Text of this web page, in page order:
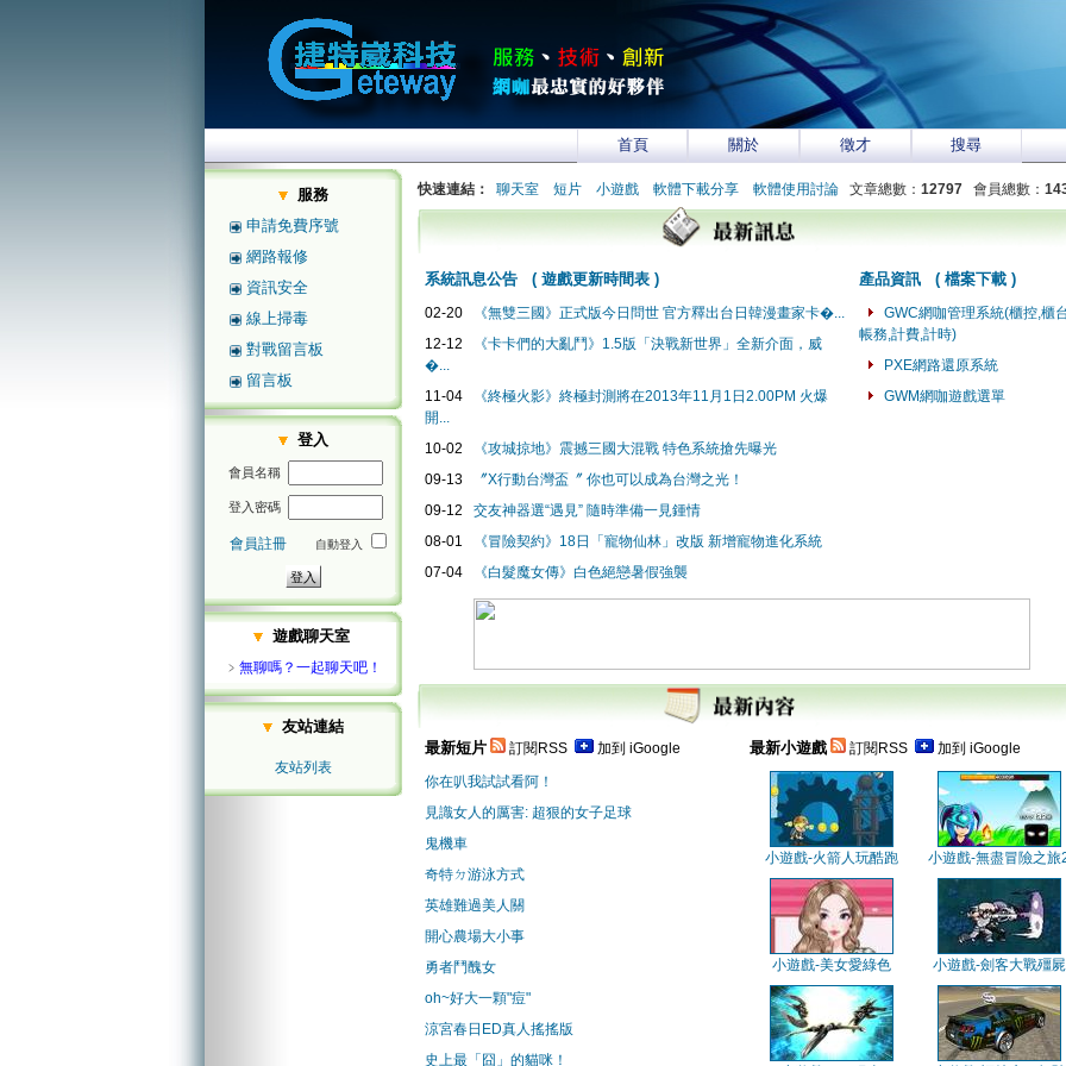
首頁 關於 徵才 搜尋
服務
申請免費序號
網路報修
資訊安全
線上掃毒
對戰留言板
留言板
登入
會員名稱
登入密碼
會員註冊 自動登入
遊戲聊天室
﹥ 無聊嗎？一起聊天吧！
友站連結
友站列表
快速連結： 聊天室 短片 小遊戲 軟體下載分享 軟體使用討論 文章總數： 12797 會員總數：
系統訊息公告 ( 遊戲更新時間表 ) 產品資訊 ( 檔案下載 )
02-20
《無雙三國》正式版今日問世 官方釋出台日韓漫畫家卡�...
12-12
《卡卡們的大亂鬥》1.5版「決戰新世界」全新介面，威
�...
11-04
《終極火影》終極封測將在2013年11月1日2.00PM 火爆
開...
10-02
《攻城掠地》震撼三國大混戰 特色系統搶先曝光
09-13
〞X行動台灣盃〞 你也可以成為台灣之光！
09-12 交友神器選“遇見” 隨時準備一見鍾情
08-01
《冒險契約》18日「寵物仙林」改版 新增寵物進化系統
07-04
《白髮魔女傳》白色絕戀暑假強襲
GWC網咖管理系統(櫃控,櫃
帳務,計費,計時)
PXE網路還原系統
GWM網咖遊戲選單
最新短片 訂閱RSS 加到 iGoogle 最新小遊戲 訂閱RSS
加到 iGoogle
你在叭我試試看阿！
見識女人的厲害: 超狠的女子足球
鬼機車
奇特ㄉ游泳方式
英雄難過美人關
開心農場大小事
勇者鬥醜女
oh~好大一顆"痘"
涼宮春日ED真人搖搖版
史上最「囧」的貓咪！
小遊戲-火箭人玩酷跑 小遊戲-無盡冒險之旅
小遊戲-美女愛綠色 小遊戲-劍客大戰殭屍